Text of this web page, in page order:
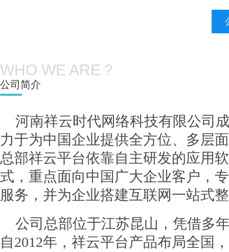
WHO WE ARE？
公司简介
河南祥云时代网络科技有限公司
力于为中国企业提供全方位、多层
总部祥云平台依靠自主研发的应用
式，重点面向中国广大企业客户，
服务，并为企业搭建互联网一站式
公司总部位于江苏昆山，凭借多
自2012年，祥云平台产品布局全国